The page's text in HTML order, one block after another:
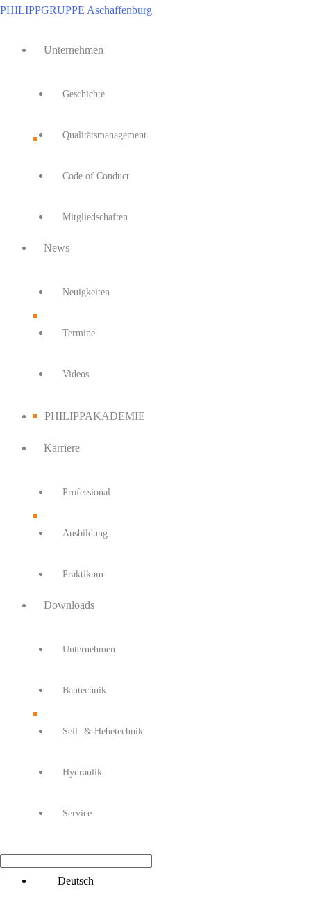
Zum
springen
PHILIPPGRUPPE Aschaffenburg
Unternehmen
Geschichte
Qualitätsmanagement
Code of Conduct
Mitgliedschaften
News
Neuigkeiten
Termine
Videos
PHILIPPAKADEMIE
Karriere
Professional
Ausbildung
Praktikum
Downloads
Unternehmen
Bautechnik
Seil- & Hebetechnik
Hydraulik
Service
Deutsch